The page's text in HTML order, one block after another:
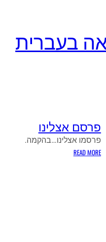
פרסם אצלינו
פרסמו אצלינו…בהקמה.
READ MORE
: